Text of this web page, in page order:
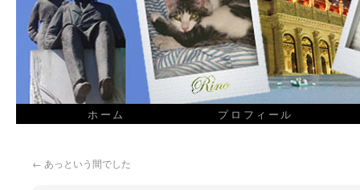
ホーム プロフィール
← あっという間でした